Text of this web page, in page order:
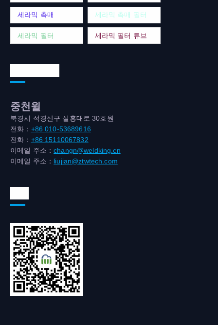
세라믹 촉매 세라믹 촉매 필터
세라믹 필터 세라믹 필터 튜브
중천윌
북경시 석경산구 실흥대로 30호원
전화： +86 010-53689616
전화： +86 15110067832
이메일 주소：changn@weldking.cn
이메일 주소： liujian@ztwtech.com